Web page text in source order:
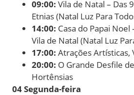
09:00: Vila de Natal – Das
Etnias (Natal Luz Para
14:00: Casa do Papai Noel
Vila de Natal (Natal Luz
17:00: Atrações Artísticas,
20:00: O Grande Desfile
Hortênsias
04 Segunda-feira